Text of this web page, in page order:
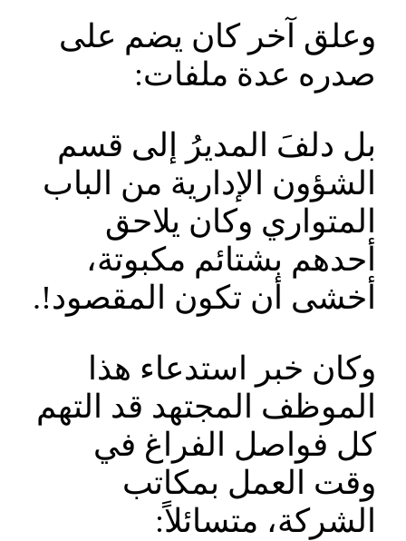
وعلق آخر كان يضم على
صدره عدة ملفات:
بل دلفَ المديرُ إلى قسم
الشؤون الإدارية من الباب
المتواري وكان يلاحق
أحدهم بشتائم مكبوتة،
أخشى أن تكون المقصود!.
وكان خبر استدعاء هذا
الموظف المجتهد قد التهم
كل فواصل الفراغ في
وقت العمل بمكاتب
الشركة، متسائلاً: